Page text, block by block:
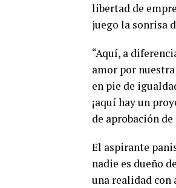
libertad de
juego la sonrisa
“Aquí, a
amor por
en pie de
¡aquí hay un
de aprobación
El aspirante
nadie es dueño
una realidad con